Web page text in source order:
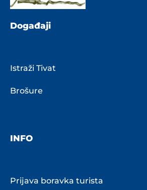
Događaji
Istraži Tivat
Brošure
INFO
Prijava boravka turista